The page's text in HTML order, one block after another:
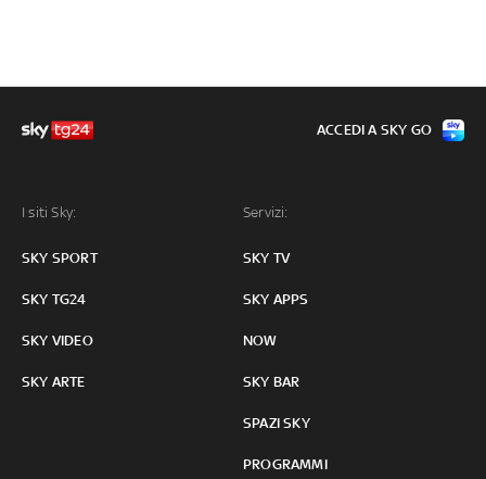
I siti Sky:
SKY SPORT
SKY TG24
SKY VIDEO
SKY ARTE
Servizi:
SKY TV
SKY APPS
NOW
SKY BAR
SPAZI SKY
PROGRAMMI
ACCEDI A SKY GO